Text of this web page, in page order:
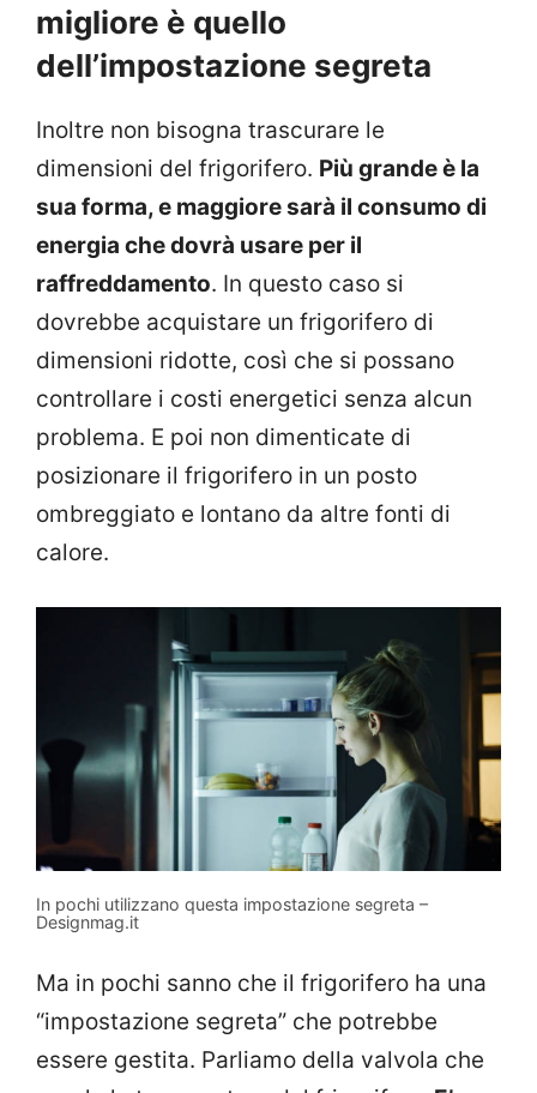
migliore è quello
dell’impostazione segreta
Inoltre non bisogna trascurare le
dimensioni del frigorifero. Più grande è la
sua forma, e maggiore sarà il consumo di
energia che dovrà usare per il
raffreddamento. In questo caso si
dovrebbe acquistare un frigorifero di
dimensioni ridotte, così che si possano
controllare i costi energetici senza alcun
problema. E poi non dimenticate di
posizionare il frigorifero in un posto
ombreggiato e lontano da altre fonti di
calore.
In pochi utilizzano questa impostazione segreta –
Designmag.it
Ma in pochi sanno che il frigorifero ha una
“impostazione segreta” che potrebbe
essere gestita. Parliamo della valvola che